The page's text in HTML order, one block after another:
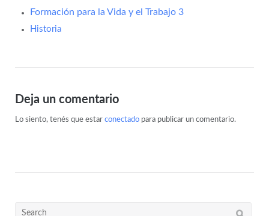
Formación para la Vida y el Trabajo 3
Historia
Deja un comentario
Lo siento, tenés que estar conectadopara publicar un comentario.